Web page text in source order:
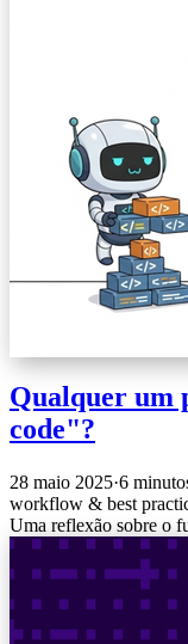
Qualquer um
code"?
28 maio 2025·6
workflow & best
Uma reflexão sobre o